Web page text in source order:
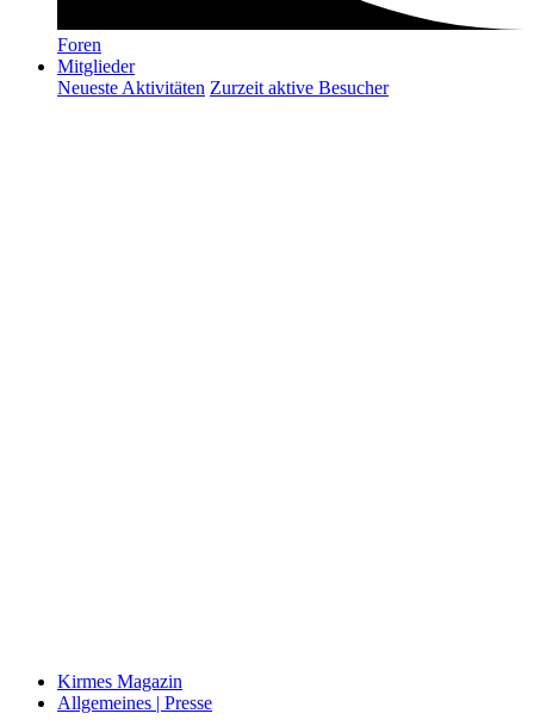
Foren
Mitglieder
Neueste Aktivitäten Zurzeit aktive Besucher
Kirmes Magazin
Allgemeines | Presse